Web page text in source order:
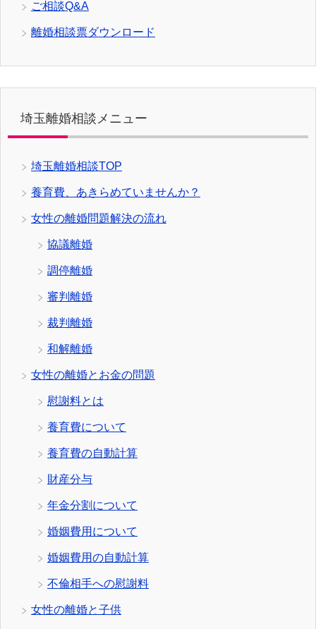
ご相談Q&A
離婚相談票ダウンロード
埼玉離婚相談メニュー
埼玉離婚相談TOP
養育費、あきらめていませんか？
女性の離婚問題解決の流れ
協議離婚
調停離婚
審判離婚
裁判離婚
和解離婚
女性の離婚とお金の問題
慰謝料とは
養育費について
養育費の自動計算
財産分与
年金分割について
婚姻費用について
婚姻費用の自動計算
不倫相手への慰謝料
女性の離婚と子供